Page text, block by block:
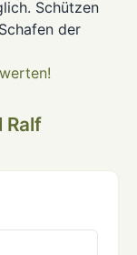
Schützen
der
Ralf